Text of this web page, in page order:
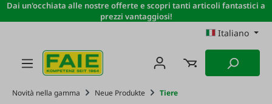
Passa al contenuto principale
Dai un'occhiata alle nostre offerte e scopri tanti articoli fantastici a
prezzi vantaggiosi!
Italiano
Novità nella gamma Neue Produkte Tiere